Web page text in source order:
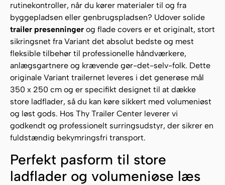
rutinekontroller, når du kører materialer til og fra
byggepladsen eller genbrugspladsen? Udover solide
trailer presenninger og flade covers er et originalt, stort
sikringsnet fra Variant det absolut bedste og mest
fleksible tilbehør til professionelle håndværkere,
anlægsgartnere og krævende gør-det-selv-folk. Dette
originale Variant trailernet leveres i det generøse mål
350 x 250 cm og er specifikt designet til at dække
store ladflader, så du kan køre sikkert med volumeniøst
og løst gods. Hos Thy Trailer Center leverer vi
godkendt og professionelt surringsudstyr, der sikrer en
fuldstændig bekymringsfri transport.
Perfekt pasform til store
ladflader og volumeniøse læs